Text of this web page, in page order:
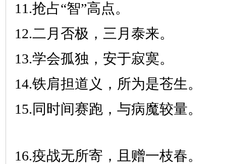
11.抢占“智”高点。
12.二月否极，三月泰来。
13.学会孤独，安于寂寞。
14.铁肩担道义，所为是苍生。
15.同时间赛跑，与病魔较量。
16.疫战无所寄，且赠一枝春。